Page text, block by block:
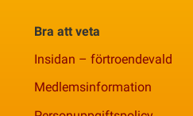
Bra att veta
Insidan – förtroendevald
Medlemsinformation